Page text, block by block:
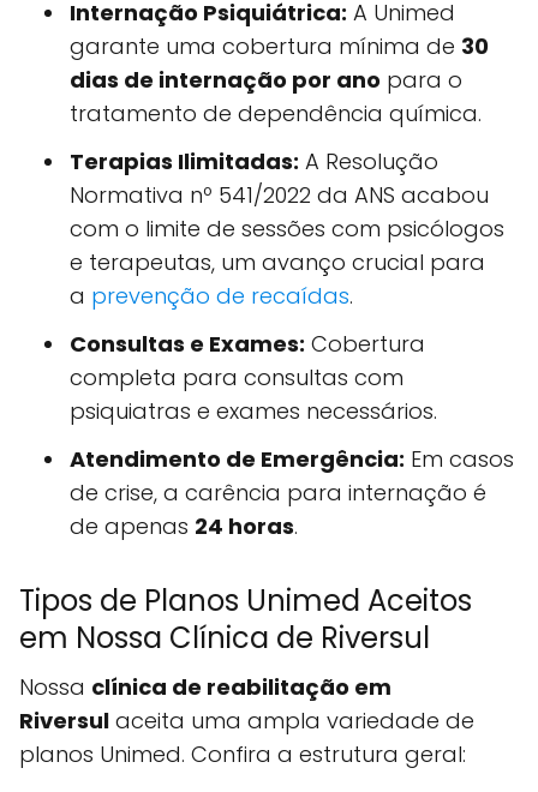
Internação Psiquiátrica: A Unimed
garante uma cobertura mínima de 30
dias de internação por ano para o
tratamento de dependência química.
Terapias Ilimitadas: A Resolução
Normativa nº 541/2022 da ANS acabou
com o limite de sessões com psicólogos
e terapeutas, um avanço crucial para
a prevenção de recaídas.
Consultas e Exames: Cobertura
completa para consultas com
psiquiatras e exames necessários.
Atendimento de Emergência: Em casos
de crise, a carência para internação é
de apenas 24 horas.
Tipos de Planos Unimed Aceitos
em Nossa Clínica de Riversul
Nossa clínica de reabilitação em
Riversul aceita uma ampla variedade de
planos Unimed. Confira a estrutura geral: